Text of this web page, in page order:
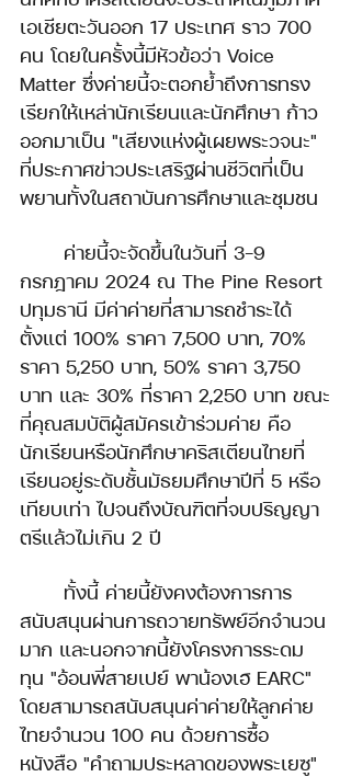
เอเชียตะวันออก 17 ประเทศ ราว 700
คน โดยในครั้งนี้มีหัวข้อว่า Voice
Matter ซึ่งค่ายนี้จะตอกย้ำถึงการทรง
เรียกให้เหล่านักเรียนและนักศึกษา ก้าว
ออกมาเป็น "เสียงแห่งผู้เผยพระวจนะ"
ที่ประกาศข่าวประเสริฐผ่านชีวิตที่เป็น
พยานทั้งในสถาบันการศึกษาและชุมชน
ค่ายนี้จะจัดขึ้นในวันที่ 3-9
กรกฎาคม 2024 ณ The Pine Resort
ปทุมธานี มีค่าค่ายที่สามารถชำระได้
ตั้งแต่ 100% ราคา 7,500 บาท, 70%
ราคา 5,250 บาท, 50% ราคา 3,750
บาท และ 30% ที่ราคา 2,250 บาท ขณะ
ที่คุณสมบัติผู้สมัครเข้าร่วมค่าย คือ
นักเรียนหรือนักศึกษาคริสเตียนไทยที่
เรียนอยู่ระดับชั้นมัธยมศึกษาปีที่ 5 หรือ
เทียบเท่า ไปจนถึงบัณฑิตที่จบปริญญา
ตรีแล้วไม่เกิน 2 ปี
ทั้งนี้ ค่ายนี้ยังคงต้องการการ
สนับสนุนผ่านการถวายทรัพย์อีกจำนวน
มาก และนอกจากนี้ยังโครงการระดม
ทุน "อ้อนพี่สายเปย์ พาน้องเฮ EARC"
โดยสามารถสนับสนุนค่าค่ายให้ลูกค่าย
ไทยจำนวน 100 คน ด้วยการซื้อ
หนังสือ "คำถามประหลาดของพระเยซู"